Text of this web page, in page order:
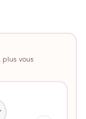
plus vous